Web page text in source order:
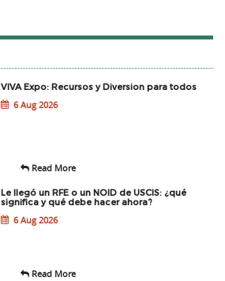
VIVA Expo: Recursos y Diversion para todos
6 Aug 2026
Read More
Le llegó un RFE o un NOID de USCIS: ¿qué
significa y qué debe hacer ahora?
6 Aug 2026
Read More